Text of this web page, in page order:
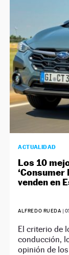
ACTUALIDAD
Los 10
‘Consumer
venden en
ALFREDO RUEDA |
El criterio de
conducción,
opinión de los